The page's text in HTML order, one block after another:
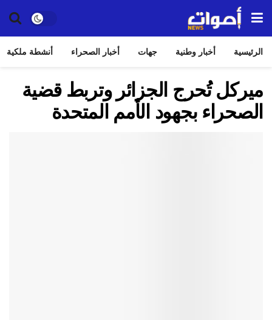
الرئيسية أخبار وطنية جهات أخبار الصحراء أنشطة ملكية
ميركل تُحرج الجزائر وتربط قضية
الصحراء بجهود الأمم المتحدة